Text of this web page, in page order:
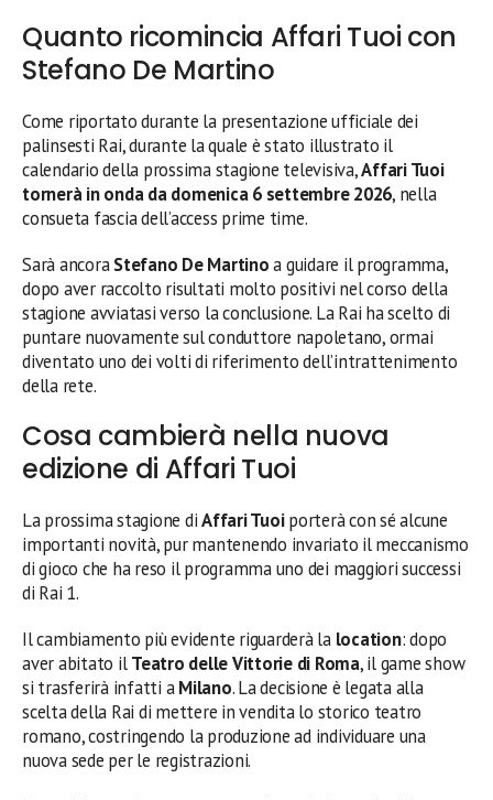
Quanto ricomincia Affari Tuoi con
Stefano De Martino
Come riportato durante la presentazione ufficiale dei
palinsesti Rai, durante la quale è stato illustrato il
calendario della prossima stagione televisiva,Affari Tuoi
tornerà in onda da domenica 6 settembre 2026, nella
consueta fascia dell’access prime time.
Sarà ancoraStefano De Martinoa guidare il programma,
dopo aver raccolto risultati molto positivi nel corso della
stagione avviatasi verso la conclusione. La Rai ha scelto di
puntare nuovamente sul conduttore napoletano, ormai
diventato uno dei volti di riferimento dell’intrattenimento
della rete.
Cosa cambierà nella nuova
edizione di Affari Tuoi
La prossima stagione diAffari Tuoiporterà con sé alcune
importanti novità, pur mantenendo invariato il meccanismo
di gioco che ha reso il programma uno dei maggiori successi
di Rai 1.
Il cambiamento più evidente riguarderà la location: dopo
aver abitato ilTeatro delle Vittorie di Roma, il game show
si trasferirà infatti aMilano. La decisione è legata alla
scelta della Rai di mettere in vendita lo storico teatro
romano, costringendo la produzione ad individuare una
nuova sede per le registrazioni.